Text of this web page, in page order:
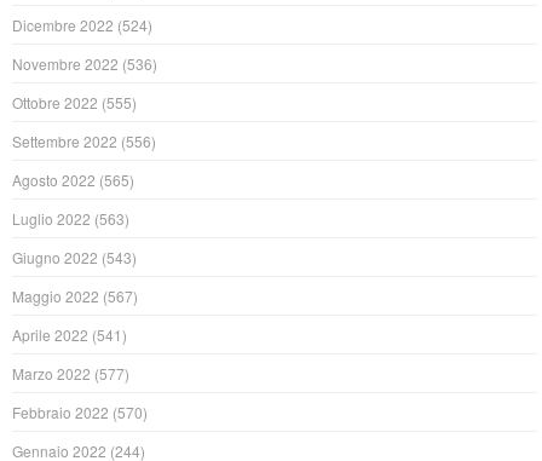
Dicembre 2022 (524)
Novembre 2022 (536)
Ottobre 2022 (555)
Settembre 2022 (556)
Agosto 2022 (565)
Luglio 2022 (563)
Giugno 2022 (543)
Maggio 2022 (567)
Aprile 2022 (541)
Marzo 2022 (577)
Febbraio 2022 (570)
Gennaio 2022 (244)